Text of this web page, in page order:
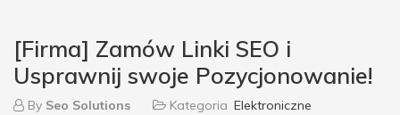
[Firma] Zamów Linki SEO i
Usprawnij swoje Pozycjonowanie!
By Seo Solutions Kategoria Elektroniczne